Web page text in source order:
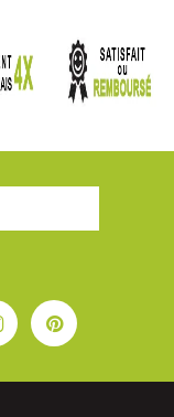
InstagramPinterest